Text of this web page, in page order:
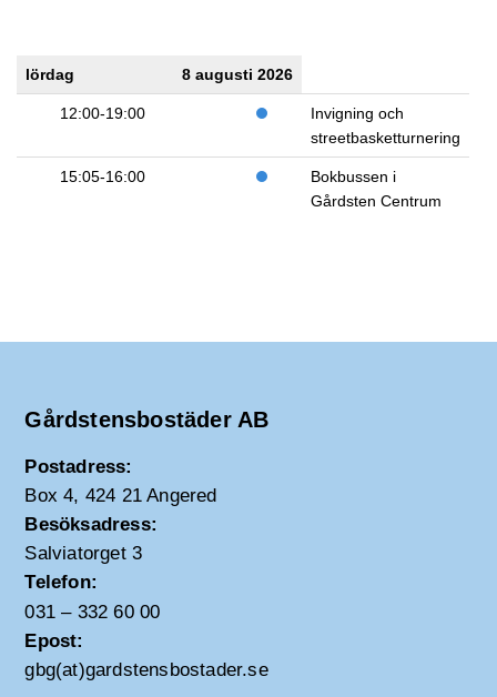
lördag 8 augusti 2026
12:00-19:00
Invigning och
streetbasketturnering
15:05-16:00
Bokbussen i
Gårdsten Centrum
Gårdstensbostäder AB
Postadress:
Box 4, 424 21 Angered
Besöksadress:
Salviatorget 3
Telefon:
031 – 332 60 00
Epost:
gbg(at)gardstensbostader.se